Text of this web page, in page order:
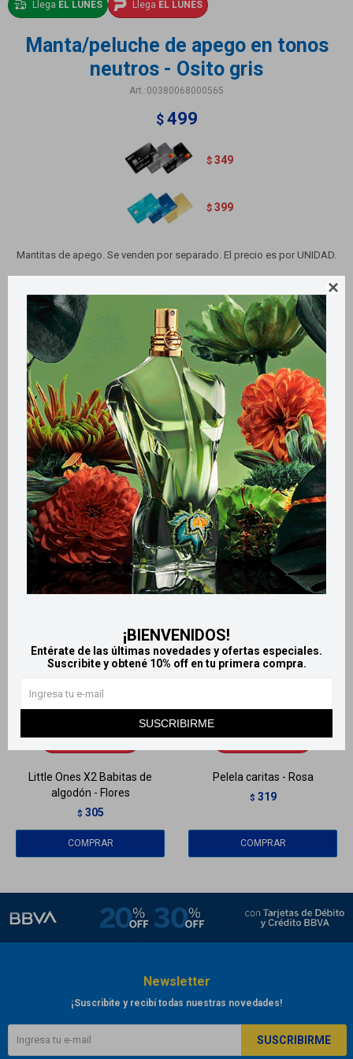

¡BIENVENIDOS!
Entérate de las últimas novedades y ofertas especiales.
Suscribite y obtené 10% off en tu primera compra.
SUSCRIBIRME
Llega EL LUNES Llega EL LUNES
Manta/peluche de apego en tonos
neutros - Osito gris
00380068000565
$ 499
$ 349
$ 399
Mantitas de apego. Se venden por separado. El precio es por UNIDAD.
Métodos y costos de envío
Retiros gratuitos en tiendas
Productos que te pueden interesar
LlegaEL LUNES
Little Ones X2 Babitas de
algodón - Flores
$ 305
LlegaEL LUNES
Pelela caritas - Rosa
$ 319
Newsletter
¡Suscribite y recibí todas nuestras novedades!
SUSCRIBIRME